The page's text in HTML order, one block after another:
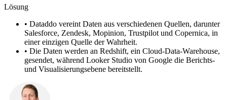
Lösung
• Dataddo vereint Daten aus verschiedenen Quellen, darunter
Salesforce, Zendesk, Mopinion, Trustpilot und Copernica, in
einer einzigen Quelle der Wahrheit.
• Die Daten werden an Redshift, ein Cloud-Data-Warehouse,
gesendet, während Looker Studio von Google die Berichts-
und Visualisierungsebene bereitstellt.